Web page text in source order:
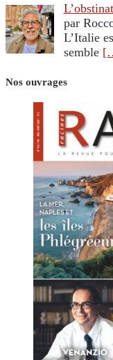
par
L’Italie
semble
Nos ouvrages